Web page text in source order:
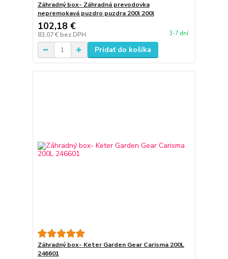
Záhradný box- Záhradná prevodovka
nepremokavá puzdro puzdra 200l 200l
102,18 €
83,07 € bez DPH 3-7 dní
Pridať do košíka
Záhradný box- Keter Garden Gear Carisma 200L
246601